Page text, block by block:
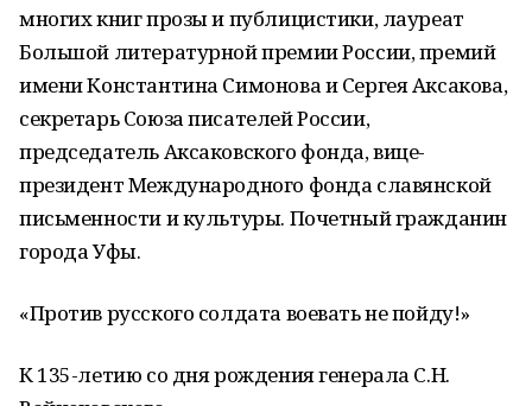
многих книг прозы и публицистики, лауреат
Большой литературной премии России, премий
имени Константина Симонова и Сергея Аксакова,
секретарь Союза писателей России,
председатель Аксаковского фонда, вице-
президент Международного фонда славянской
письменности и культуры. Почетный гражданин
города Уфы.
«Против русского солдата воевать не пойду!»
К 135-летию со дня рождения генерала С.Н.